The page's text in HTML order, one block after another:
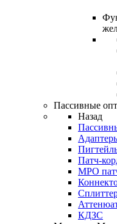
Пассивные
Назад
Патч-
MPO
КДЗС